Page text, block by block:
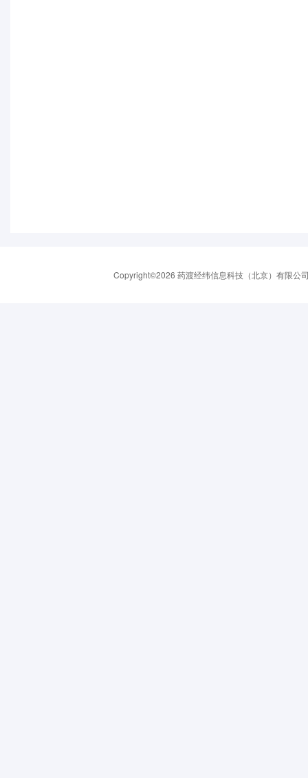
Copyright©2026 药渡经纬信息科技（北京）有限公